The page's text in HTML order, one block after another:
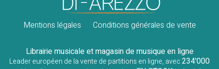
Mentions légales Conditions générales de vente
Librairie musicale et magasin de musique en ligne
Leader européen de la vente de partitions en ligne, avec234'000